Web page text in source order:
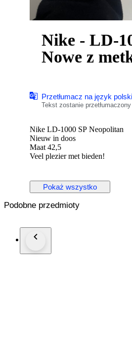
Nike - LD-
Nowe z
Przetłumacz na język polski
Tekst zostanie
Nike LD-1000 SP Neopolitan
Nieuw in doos
Maat 42,5
Veel plezier met bieden!
Pokaż wszystko
Podobne przedmioty